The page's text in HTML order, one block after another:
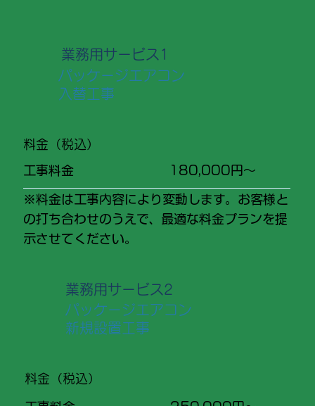
​料金（税込）
180,000円〜
工事料金
※料金は工事内容により変動します。お客様と
の打ち合わせのうえで、最適な料金プランを提
示させてください。
​業務用サービス1
パッケージエアコン
入替工事
​料金（税込）
​業務用​サービス2
パッケージエアコン​
新規設置工事